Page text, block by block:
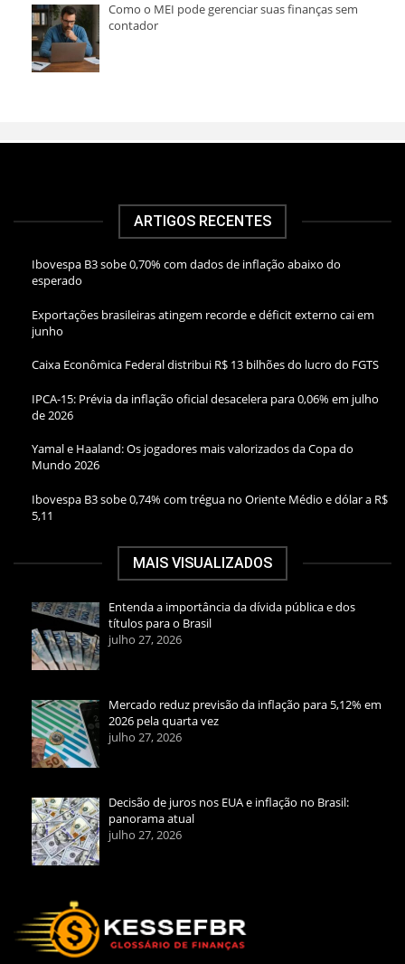
Como o MEI pode gerenciar suas finanças sem
contador
ARTIGOS RECENTES
Ibovespa B3 sobe 0,70% com dados de inflação abaixo do
esperado
Exportações brasileiras atingem recorde e déficit externo cai em
junho
Caixa Econômica Federal distribui R$ 13 bilhões do lucro do FGTS
IPCA-15: Prévia da inflação oficial desacelera para 0,06% em julho
de 2026
Yamal e Haaland: Os jogadores mais valorizados da Copa do
Mundo 2026
Ibovespa B3 sobe 0,74% com trégua no Oriente Médio e dólar a R$
5,11
MAIS VISUALIZADOS
Entenda a importância da dívida pública e dos
títulos para o Brasil
julho 27, 2026
Mercado reduz previsão da inflação para 5,12% em
2026 pela quarta vez
julho 27, 2026
Decisão de juros nos EUA e inflação no Brasil:
panorama atual
julho 27, 2026